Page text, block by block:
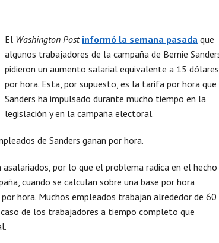
El Washington Post informó la semana pasada que
algunos trabajadores de la campaña de Bernie
pidieron un aumento salarial equivalente a 15 dólares
por hora. Esta, por supuesto, es la tarifa por hora que
Sanders ha impulsado durante mucho tiempo en la
legislación y en la campaña electoral.
de Sanders ganan por hora.
por lo que el problema radica en el hecho
cuando se calculan sobre una base por hora
hora. Muchos empleados trabajan alrededor de 60
de los trabajadores a tiempo completo que